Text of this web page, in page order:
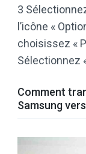
3
l’icône «
choisissez «
Sélectionnez
Comment
Samsung